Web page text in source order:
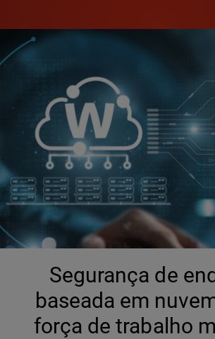
Segurança de
baseada em
força de trabalho